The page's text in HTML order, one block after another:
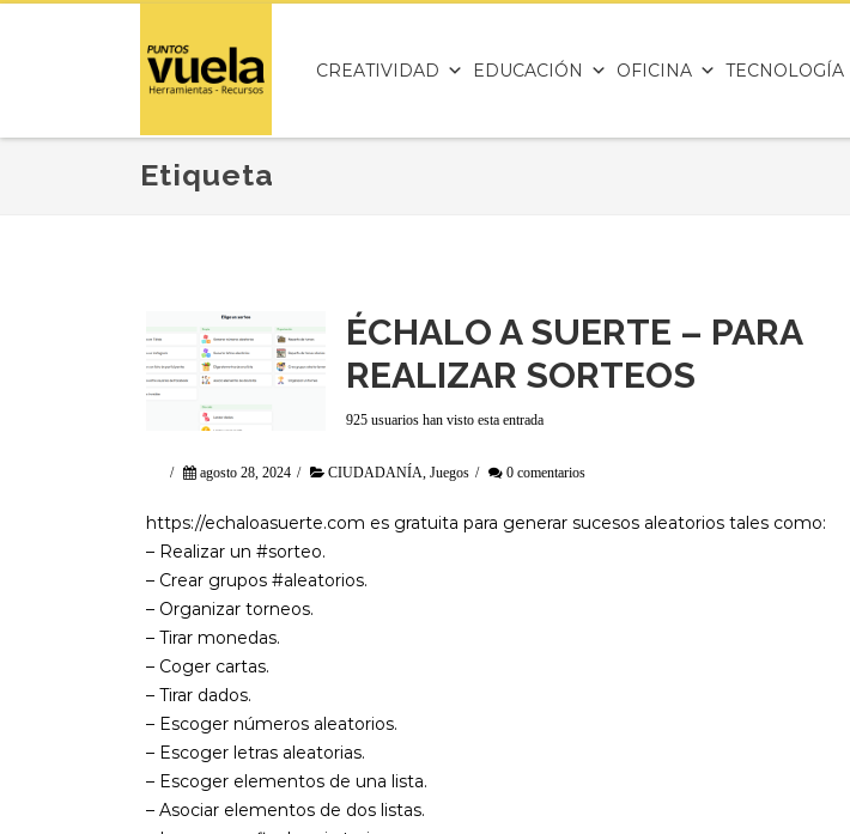
CREATIVIDAD EDUCACIÓN OFICINA TECNOLOGÍA
Etiqueta
ÉCHALO A SUERTE – PARA
REALIZAR SORTEOS
925 usuarios han visto esta entrada
/ agosto 28, 2024 / CIUDADANÍA Juegos / 0 comentarios
https://echaloasuerte.com es gratuita para generar sucesos aleatorios tales como:
– Realizar un #sorteo.
– Crear grupos #aleatorios.
– Organizar torneos.
– Tirar monedas.
– Coger cartas.
– Tirar dados.
– Escoger números aleatorios.
– Escoger letras aleatorias.
– Escoger elementos de una lista.
– Asociar elementos de dos listas.